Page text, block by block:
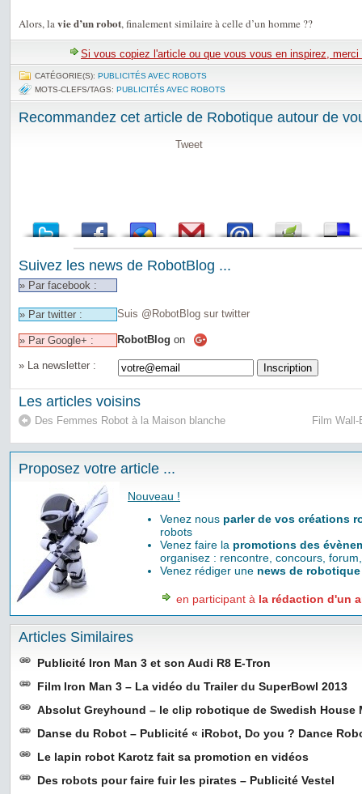
Alors, lavie d’un robot, finalement similaire à celle d’un homme ??
Si vous copiez l'article ou que vous vous en inspirez,
CATÉGORIE(S): PUBLICITÉS AVEC ROBOTS
MOTS-CLEFS/TAGS: PUBLICITÉS AVEC ROBOTS
Recommandez cet article de Robotique autour de
Tweet
Suivez les news de RobotBlog ...
» Par facebook :
» Par twitter : Suis @RobotBlog sur twitter
» Par Google+ : RobotBlog on
» La newsletter :
Les articles voisins
Des Femmes Robot à la Maison blanche Film
Proposez votre article ...
Nouveau !
Venez nous parler de vos créations
robots
Venez faire la promotions des
organisez : rencontre, concours,
Venez rédiger une news de robotique
en participant à la rédaction d'un
Articles Similaires
Publicité Iron Man 3 et son Audi R8 E-Tron
Film Iron Man 3 – La vidéo du Trailer du SuperBowl 2013
Absolut Greyhound – le clip robotique de Swedish House
Danse du Robot – Publicité « iRobot, Do you ? Dance
Le lapin robot Karotz fait sa promotion en vidéos
Des robots pour faire fuir les pirates – Publicité Vestel